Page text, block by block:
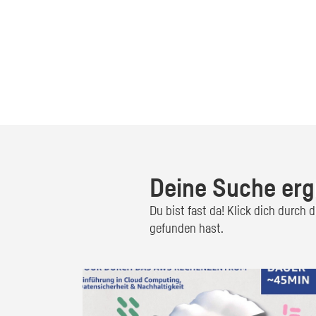
Deine Suche
Du bist fast da! Klick dich durch
gefunden hast.